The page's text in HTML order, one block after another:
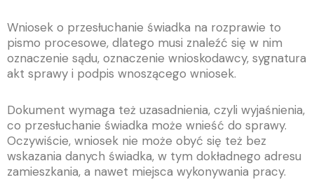
Wniosek o przesłuchanie świadka na rozprawie to
pismo procesowe, dlatego musi znaleźć się w nim
oznaczenie sądu, oznaczenie wnioskodawcy, sygnatura
akt sprawy i podpis wnoszącego wniosek.
Dokument wymaga też uzasadnienia, czyli wyjaśnienia,
co przesłuchanie świadka może wnieść do sprawy.
Oczywiście, wniosek nie może obyć się też bez
wskazania danych świadka, w tym dokładnego adresu
zamieszkania, a nawet miejsca wykonywania pracy.